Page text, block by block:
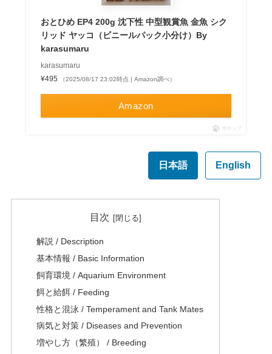
おとひめ EP4 200g 沈下性 中型観賞魚 金魚 シク
リッド ヤッコ（ビニールパック小分け）By
karasumaru
karasumaru
¥495
（2025/08/17 23:02時点 | Amazon調べ）
Amazon
ポチップ
日本語 English
目次
解説 / Description
基本情報 / Basic Information
飼育環境 / Aquarium Environment
餌と給餌 / Feeding
性格と混泳 / Temperament and Tank Mates
病気と対策 / Diseases and Prevention
増やし方（繁殖） / Breeding